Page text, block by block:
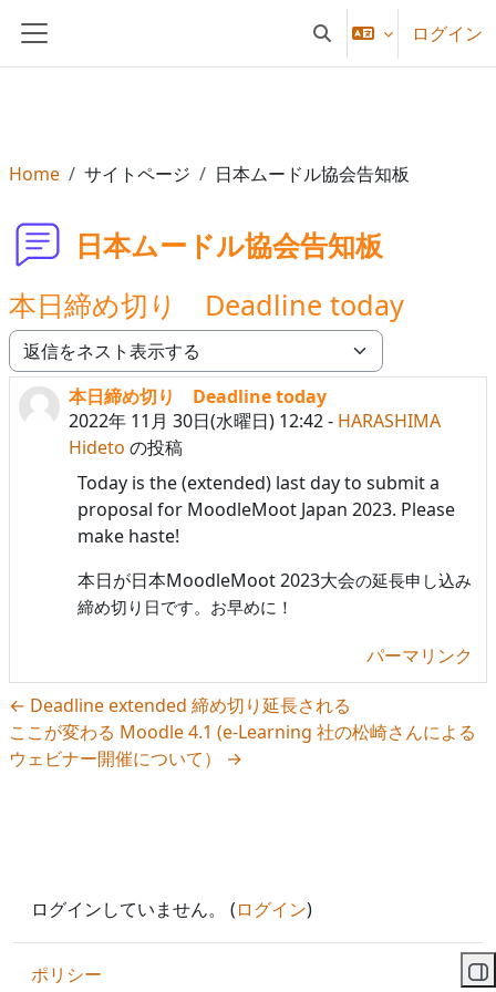
サイドパネル 検索入力に切り替える
ログイン
Home サイトページ 日本ムードル協会告知板
日本ムードル協会告知板
本日締め切り Deadline today
表示モード
本日締め切り Deadline today
2022年 11月 30日(水曜日) 12:42- HARASHIMA
Hideto の投稿
返信数: 0
Today is the (extended) last day to submit a
proposal for MoodleMoot Japan 2023. Please
make haste!
本日が日本MoodleMoot 2023大会の延長申し込み
締め切り日です。お早めに！
パーマリンク
← Deadline extended 締め切り延長される
ここが変わる Moodle 4.1 (e-Learning 社の松崎さんによる
ウェビナー開催について） →
ログインしていません。 (ログイン)
ポリシー